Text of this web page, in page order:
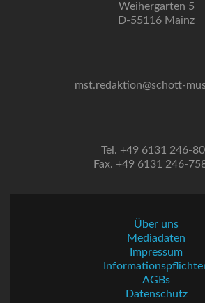
Weihergarten 5
D-55116 Mainz
mst.redaktion@schott-
Tel. +49 6131 246-
Fax. +49 6131 246-
Über uns
Mediadaten
Impressum
AGBs
Datenschutz